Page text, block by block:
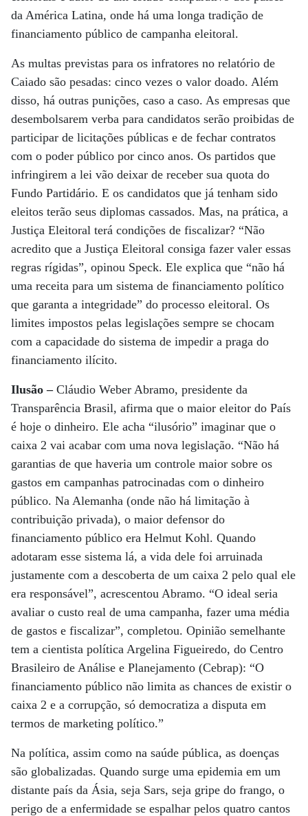
da América Latina, onde há uma longa tradição de
financiamento público de campanha eleitoral.
As multas previstas para os infratores no relatório de
Caiado são pesadas: cinco vezes o valor doado. Além
disso, há outras punições, caso a caso. As empresas que
desembolsarem verba para candidatos serão proibidas de
participar de licitações públicas e de fechar contratos
com o poder público por cinco anos. Os partidos que
infringirem a lei vão deixar de receber sua quota do
Fundo Partidário. E os candidatos que já tenham sido
eleitos terão seus diplomas cassados. Mas, na prática, a
Justiça Eleitoral terá condições de fiscalizar? “Não
acredito que a Justiça Eleitoral consiga fazer valer essas
regras rígidas”, opinou Speck. Ele explica que “não há
uma receita para um sistema de financiamento político
que garanta a integridade” do processo eleitoral. Os
limites impostos pelas legislações sempre se chocam
com a capacidade do sistema de impedir a praga do
financiamento ilícito.
Ilusão –Cláudio Weber Abramo, presidente da
Transparência Brasil, afirma que o maior eleitor do País
é hoje o dinheiro. Ele acha “ilusório” imaginar que o
caixa 2 vai acabar com uma nova legislação. “Não há
garantias de que haveria um controle maior sobre os
gastos em campanhas patrocinadas com o dinheiro
público. Na Alemanha (onde não há limitação à
contribuição privada), o maior defensor do
financiamento público era Helmut Kohl. Quando
adotaram esse sistema lá, a vida dele foi arruinada
justamente com a descoberta de um caixa 2 pelo qual ele
era responsável”, acrescentou Abramo. “O ideal seria
avaliar o custo real de uma campanha, fazer uma média
de gastos e fiscalizar”, completou. Opinião semelhante
tem a cientista política Argelina Figueiredo, do Centro
Brasileiro de Análise e Planejamento (Cebrap): “O
financiamento público não limita as chances de existir o
caixa 2 e a corrupção, só democratiza a disputa em
termos de marketing político.”
Na política, assim como na saúde pública, as doenças
são globalizadas. Quando surge uma epidemia em um
distante país da Ásia, seja Sars, seja gripe do frango, o
perigo de a enfermidade se espalhar pelos quatro cantos